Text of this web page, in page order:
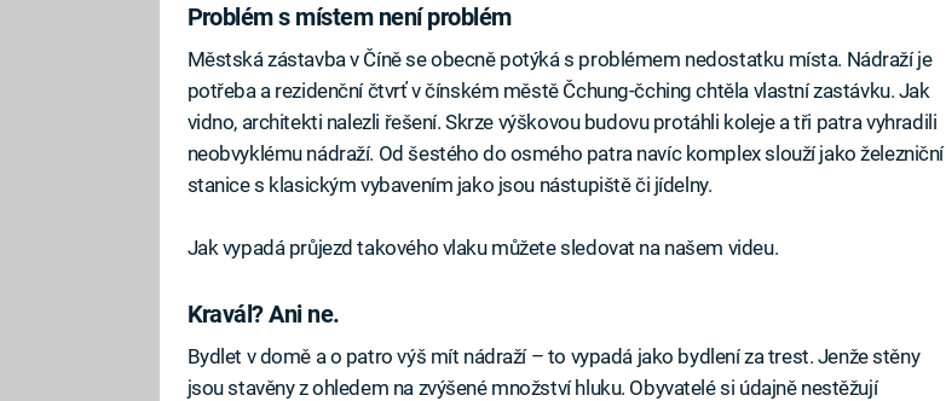
Problém s místem není problém
Městská zástavba v Číně se obecně potýká s problémem nedostatku místa. Nádraží je
potřeba a rezidenční čtvrť v čínském městě Čchung-čching chtěla vlastní zastávku. Jak
vidno, architekti nalezli řešení. Skrze výškovou budovu protáhli koleje a tři patra vyhradili
neobvyklému nádraží. Od šestého do osmého patra navíc komplex slouží jako železniční
stanice s klasickým vybavením jako jsou nástupiště či jídelny.
Jak vypadá průjezd takového vlaku můžete sledovat na našem videu.
Kravál? Ani ne.
Bydlet v domě a o patro výš mít nádraží – to vypadá jako bydlení za trest. Jenže stěny
jsou stavěny z ohledem na zvýšené množství hluku. Obyvatelé si údajně nestěžují